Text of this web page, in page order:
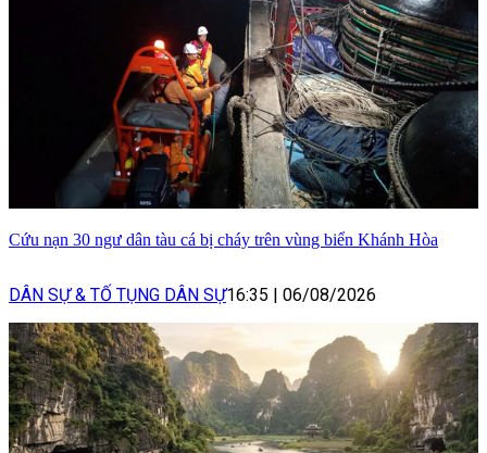
Cứu nạn 30 ngư dân tàu cá bị cháy trên vùng biển Khánh Hòa
DÂN SỰ & TỐ TỤNG DÂN SỰ16:35 06/08/2026